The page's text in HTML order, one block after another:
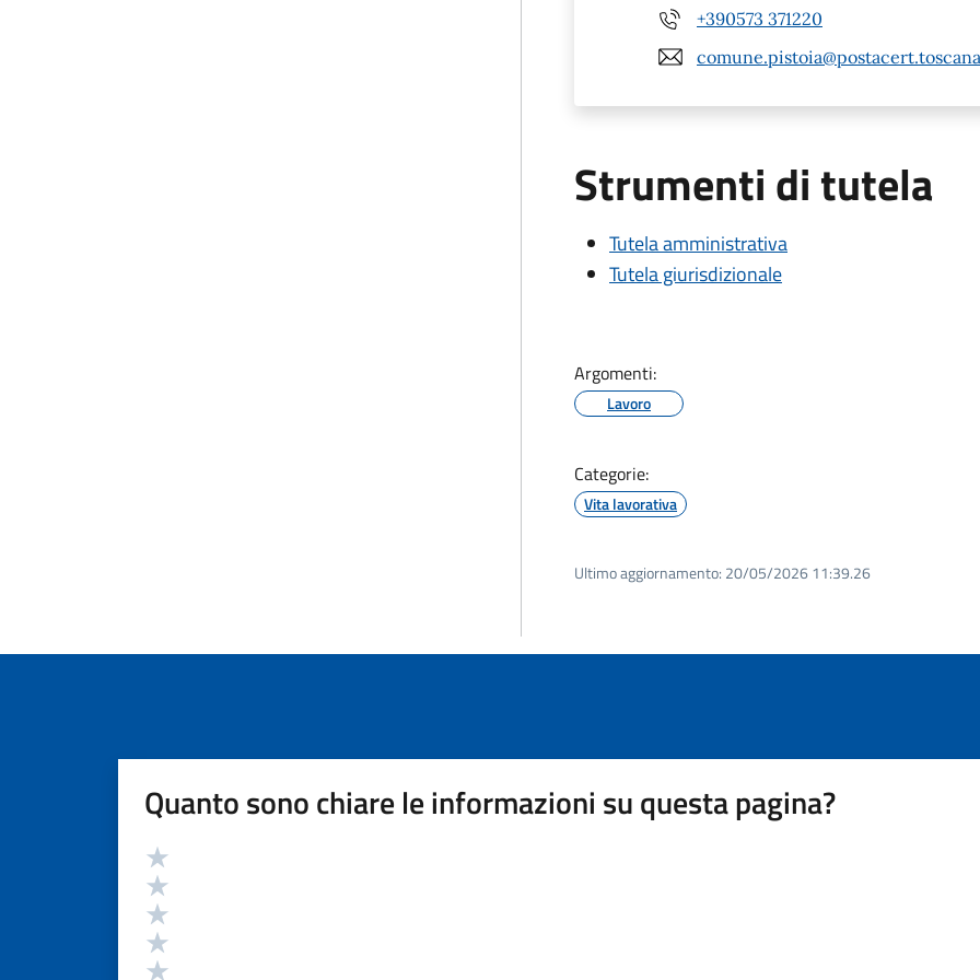
+390573 371220
Strumenti di tutela
Tutela amministrativa
Tutela giurisdizionale
Argomenti:
Lavoro
Categorie:
Vita lavorativa
Ultimo aggiornamento: 20/05/2026 11:39.26
Quanto sono chiare le informazioni su questa pagina?
Valutazione